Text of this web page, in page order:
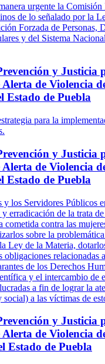
urgente la Comisión
de lo señalado por la
Forzada de Personas,
y del Sistema
y Justicia
de Violencia
Estado de Puebla
para la
y Justicia
de Violencia
Estado de Puebla
los Servidores Públicos
erradicación de la trata de
cometida contra las
sobre la
Ley de la Materia,
obligaciones relacionadas
de los Derechos
y el intercambio de
a fin de lograr la
a las víctimas de
y Justicia
de Violencia
Estado de Puebla